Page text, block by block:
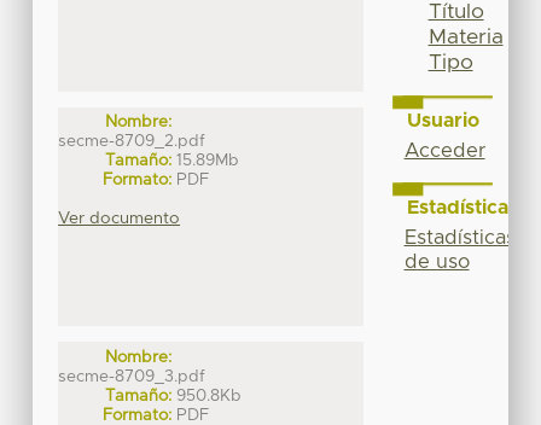
Nombre:
secme-8709_2.pdf
Tamaño: 15.89Mb
Formato: PDF
Ver documento
Nombre:
secme-8709_3.pdf
Tamaño: 950.8Kb
Formato: PDF
Título
Materia
Tipo
Usuario
Acceder
Estadísticas
Estadísticas
de uso